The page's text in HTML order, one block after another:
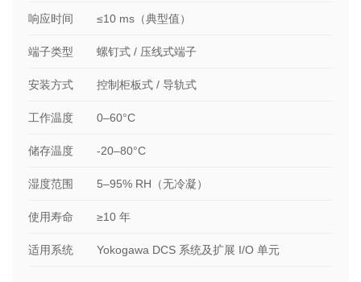
响应时间 ≤10 ms（典型值）
端子类型 螺钉式 / 压线式端子
安装方式 控制柜板式 / 导轨式
工作温度 0–60°C
储存温度 -20–80°C
湿度范围 5–95% RH（无冷凝）
使用寿命 ≥10 年
适用系统 Yokogawa DCS 系统及扩展 I/O 单元